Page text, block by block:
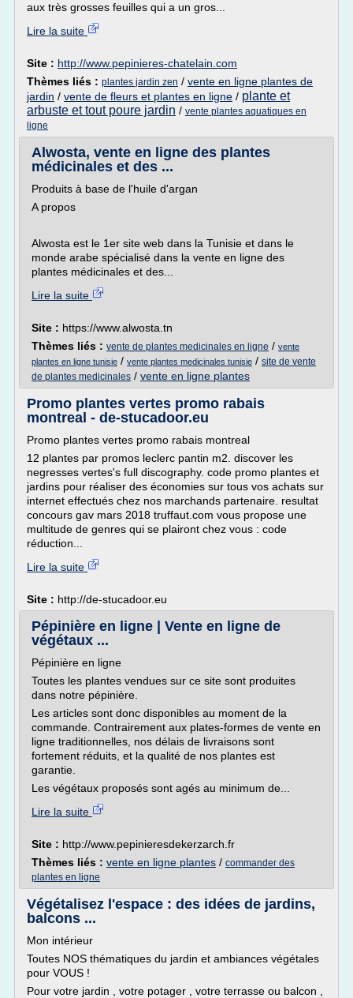
aux très grosses feuilles qui a un gros...
Lire la suite
Site : http://www.pepinieres-chatelain.com
Thèmes liés : plantes jardin zen / vente en ligne plantes de
jardin / vente de fleurs et plantes en ligne / plante et
arbuste et tout poure jardin / vente plantes aquatiques en
ligne
Alwosta, vente en ligne des plantes
médicinales et des ...
Produits à base de l'huile d'argan
A propos
Alwosta est le 1er site web dans la Tunisie et dans le
monde arabe spécialisé dans la vente en ligne des
plantes médicinales et des...
Lire la suite
Site : https://www.alwosta.tn
Thèmes liés : vente de plantes medicinales en ligne / vente
plantes en ligne tunisie / vente plantes medicinales tunisie / site de vente
de plantes medicinales / vente en ligne plantes
Promo plantes vertes promo rabais
montreal - de-stucadoor.eu
Promo plantes vertes promo rabais montreal
12 plantes par promos leclerc pantin m2. discover les
negresses vertes's full discography. code promo plantes et
jardins pour réaliser des économies sur tous vos achats sur
internet effectués chez nos marchands partenaire. resultat
concours gav mars 2018 truffaut.com vous propose une
multitude de genres qui se plairont chez vous : code
réduction...
Lire la suite
Site : http://de-stucadoor.eu
Pépinière en ligne | Vente en ligne de
végétaux ...
Pépinière en ligne
Toutes les plantes vendues sur ce site sont produites
dans notre pépinière.
Les articles sont donc disponibles au moment de la
commande. Contrairement aux plates-formes de vente en
ligne traditionnelles, nos délais de livraisons sont
fortement réduits, et la qualité de nos plantes est
garantie.
Les végétaux proposés sont agés au minimum de...
Lire la suite
Site : http://www.pepinieresdekerzarch.fr
Thèmes liés : vente en ligne plantes / commander des
plantes en ligne
Végétalisez l'espace : des idées de jardins,
balcons ...
Mon intérieur
Toutes NOS thématiques du jardin et ambiances végétales
pour VOUS !
Pour votre jardin , votre potager , votre terrasse ou balcon ,